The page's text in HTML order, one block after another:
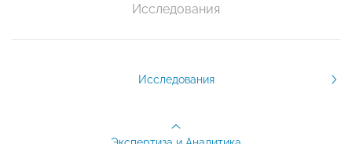
Исследования
Исследования